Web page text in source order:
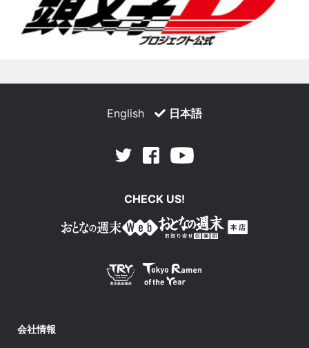
English 日本語
Twitter Facebook
CHECK US!
会社情報